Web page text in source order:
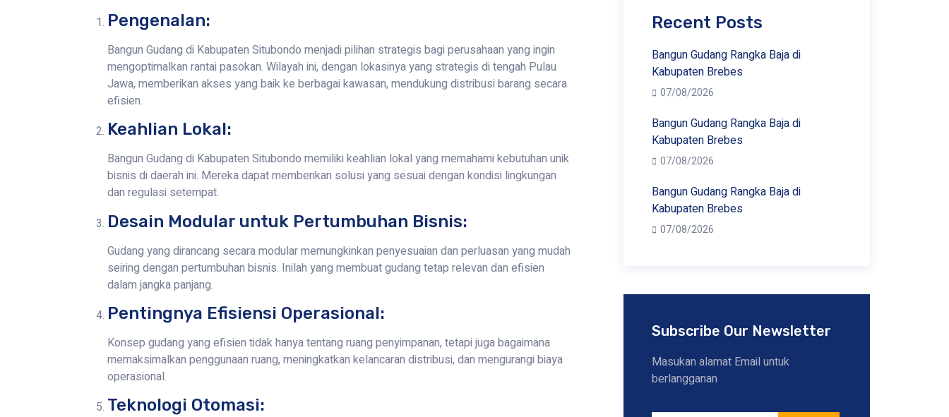
Pengenalan:
Bangun Gudang di Kabupaten Situbondo menjadi pilihan strategis bagi perusahaan yang ingin
mengoptimalkan rantai pasokan. Wilayah ini, dengan lokasinya yang strategis di tengah Pulau
Jawa, memberikan akses yang baik ke berbagai kawasan, mendukung distribusi barang secara
efisien.
Keahlian Lokal:
Bangun Gudang di Kabupaten Situbondo memiliki keahlian lokal yang memahami kebutuhan unik
bisnis di daerah ini. Mereka dapat memberikan solusi yang sesuai dengan kondisi lingkungan
dan regulasi setempat.
Desain Modular untuk Pertumbuhan Bisnis:
Gudang yang dirancang secara modular memungkinkan penyesuaian dan perluasan yang mudah
seiring dengan pertumbuhan bisnis. Inilah yang membuat gudang tetap relevan dan efisien
dalam jangka panjang.
Pentingnya Efisiensi Operasional:
Konsep gudang yang efisien tidak hanya tentang ruang penyimpanan, tetapi juga bagaimana
memaksimalkan penggunaan ruang, meningkatkan kelancaran distribusi, dan mengurangi biaya
operasional.
Teknologi Otomasi:
Recent Posts
Bangun Gudang Rangka Baja di
Kabupaten Brebes
07/08/2026
Bangun Gudang Rangka Baja di
Kabupaten Brebes
07/08/2026
Bangun Gudang Rangka Baja di
Kabupaten Brebes
07/08/2026
Subscribe Our Newsletter
Masukan alamat Email untuk
berlangganan